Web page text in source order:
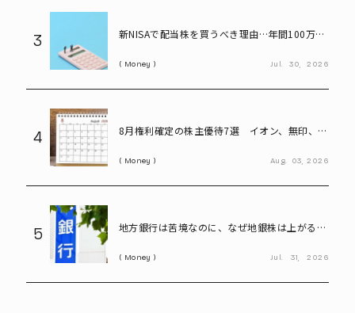
3
新NISAで配当株を買うべき理由…年間100万円
Money Jul. 30, 2026
4
8月権利確定の株主優待7選 イオン、無印、U-
Money Aug. 03, 2026
5
地方銀行は苦境なのに、なぜ地銀株は上がる?
Money Jul. 31, 2026